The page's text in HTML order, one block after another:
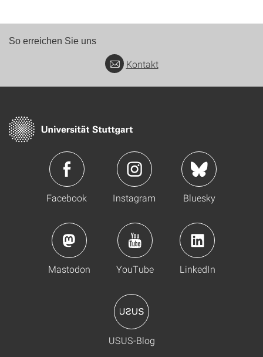
So erreichen Sie uns
Kontakt
Facebook Instagram Bluesky
Mastodon YouTube LinkedIn
USUS-Blog